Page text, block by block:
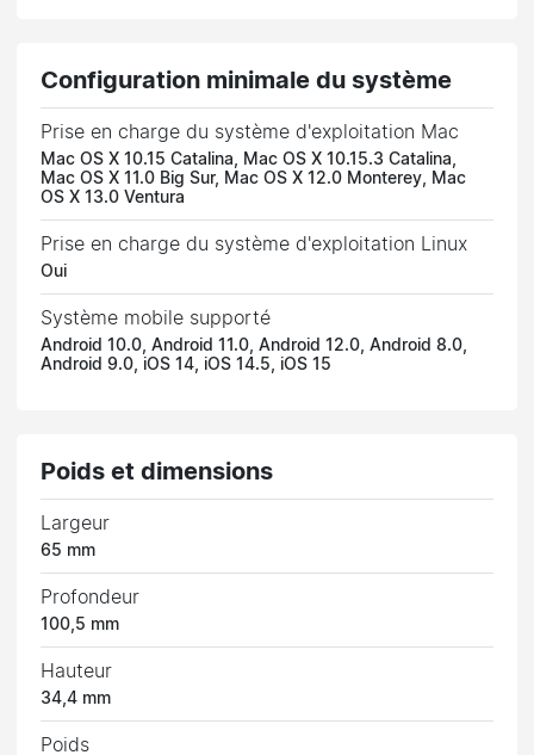
Configuration minimale du système
Prise en charge du système d'exploitation Mac
Mac OS X 10.15 Catalina, Mac OS X 10.15.3 Catalina,
Mac OS X 11.0 Big Sur, Mac OS X 12.0 Monterey, Mac
OS X 13.0 Ventura
Prise en charge du système d'exploitation Linux
Oui
Système mobile supporté
Android 10.0, Android 11.0, Android 12.0, Android 8.0,
Android 9.0, iOS 14, iOS 14.5, iOS 15
Poids et dimensions
Largeur
65 mm
Profondeur
100,5 mm
Hauteur
34,4 mm
Poids